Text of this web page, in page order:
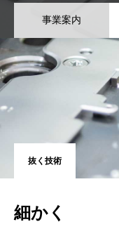
事業案内
抜く技術
細かく